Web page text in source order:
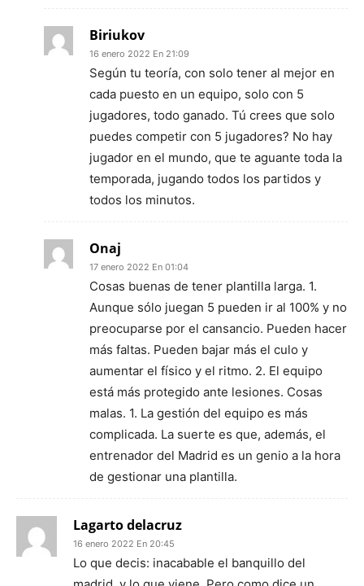
Biriukov
16 enero 2022 En 21:09
Según tu teoría, con solo tener al mejor en
cada puesto en un equipo, solo con 5
jugadores, todo ganado. Tú crees que solo
puedes competir con 5 jugadores? No hay
jugador en el mundo, que te aguante toda la
temporada, jugando todos los partidos y
todos los minutos.
Onaj
17 enero 2022 En 01:04
Cosas buenas de tener plantilla larga. 1.
Aunque sólo juegan 5 pueden ir al 100% y no
preocuparse por el cansancio. Pueden hacer
más faltas. Pueden bajar más el culo y
aumentar el físico y el ritmo. 2. El equipo
está más protegido ante lesiones. Cosas
malas. 1. La gestión del equipo es más
complicada. La suerte es que, además, el
entrenador del Madrid es un genio a la hora
de gestionar una plantilla.
Lagarto delacruz
16 enero 2022 En 20:45
Lo que decis: inacabable el banquillo del